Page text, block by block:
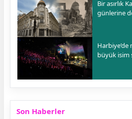
Bir asırlık
günlerine
büyük isim
Son Haberler